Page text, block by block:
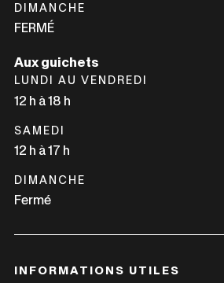
DIMANCHE
FERMÉ
Aux guichets
LUNDI AU VENDREDI
12 h à 18 h
SAMEDI
12 h à 17 h
DIMANCHE
Fermé
INFORMATIONS UTILES